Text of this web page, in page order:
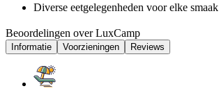
Diverse eetgelegenheden voor elke smaak
Beoordelingen over LuxCamp
Informatie Voorzieningen Reviews